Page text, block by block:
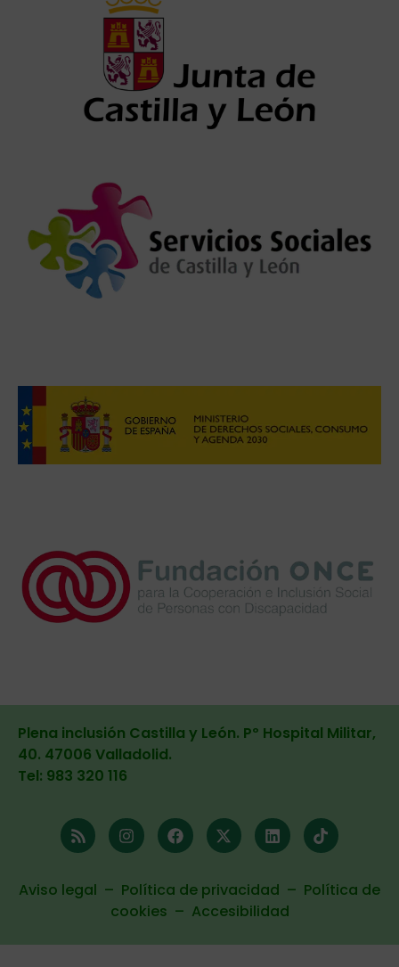
Plena inclusión Castilla y León. Pº Hospital Militar,
40. 47006 Valladolid.
Tel: 983 320 116
Aviso legal – Política de privacidad – Política de
cookies – Accesibilidad